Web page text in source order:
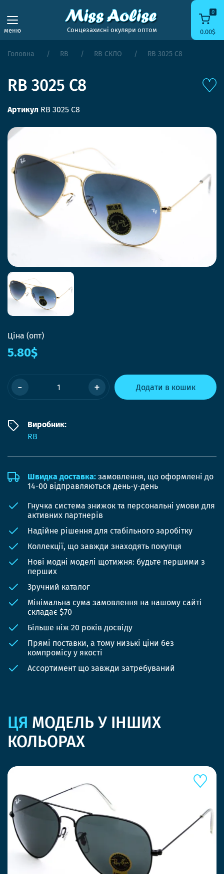
меню Сонцезахисні окуляри оптом
0
0.00$
Головна RB RB СКЛО RB 3025 C8
RB 3025 C8
Артикул RB 3025 C8
Ціна (опт)
5.80$
- + Додати в кошик
Виробник:
RB
Швидка доставка: замовлення, що оформлені до
14-00 відправляються день-у-день
Гнучка система знижок та персональні умови для
активних партнерів
Надійне рішення для стабільного заробітку
Коллекції, що завжди знаходять покупця
Нові модні моделі щотижня: будьте першими з
перших
Зручний каталог
Мінімальна сума замовлення на нашому сайті
складає $70
Більше ніж 20 років досвіду
Прямі поставки, а тому низькі ціни без
компромісу у якості
Ассортимент що завжди затребуваний
ЦЯ МОДЕЛЬ У ІНШИХ
КОЛЬОРАХ